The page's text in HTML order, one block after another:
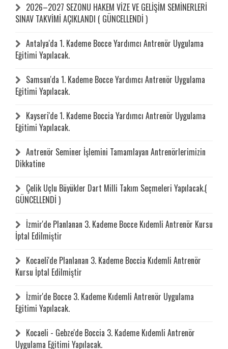
2026–2027 SEZONU HAKEM VİZE VE GELİŞİM SEMİNERLERİ
SINAV TAKVİMİ AÇIKLANDI ( GÜNCELLENDİ )
Antalya'da 1. Kademe Bocce Yardımcı Antrenör Uygulama
Eğitimi Yapılacak.
Samsun'da 1. Kademe Bocce Yardımcı Antrenör Uygulama
Eğitimi Yapılacak.
Kayseri'de 1. Kademe Boccia Yardımcı Antrenör Uygulama
Eğitimi Yapılacak.
Antrenör Seminer İşlemini Tamamlayan Antrenörlerimizin
Dikkatine
Çelik Uçlu Büyükler Dart Milli Takım Seçmeleri Yapılacak.(
GÜNCELLENDİ )
İzmir'de Planlanan 3. Kademe Bocce Kıdemli Antrenör Kursu
İptal Edilmiştir
Kocaeli'de Planlanan 3. Kademe Boccia Kıdemli Antrenör
Kursu İptal Edilmiştir
İzmir'de Bocce 3. Kademe Kıdemli Antrenör Uygulama
Eğitimi Yapılacak.
Kocaeli - Gebze'de Boccia 3. Kademe Kıdemli Antrenör
Uygulama Eğitimi Yapılacak.